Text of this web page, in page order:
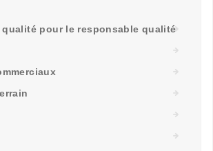
qualité pour le responsable qualité